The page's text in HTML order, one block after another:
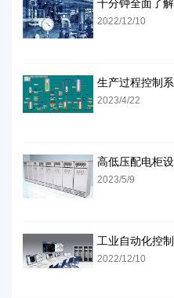
十分钟全面了
2022/12/10
生产过程控制
2023/4/22
高低压配电柜
2023/5/9
2022/12/10